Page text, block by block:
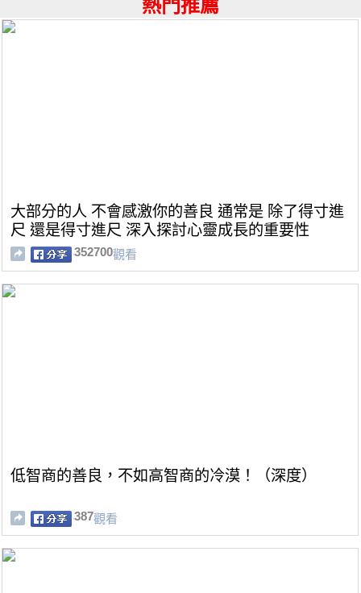
熱門推薦
大部分的人 不會感激你的善良 通常是 除了得寸進
尺 還是得寸進尺 深入探討心靈成長的重要性
352700觀看
低智商的善良，不如高智商的冷漠！（深度）
387觀看